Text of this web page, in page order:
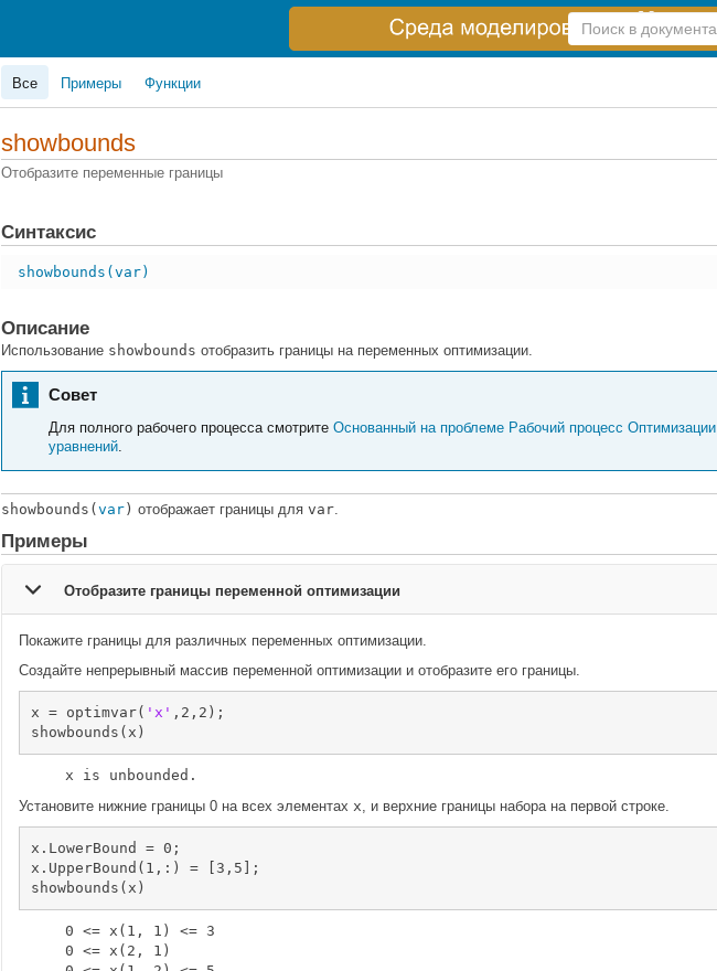
Справка
по
Все Примеры Функции
showbounds
Отобразите переменные границы
Синтаксис
showbounds(var)
Описание
Использование showbounds отобразить границы на переменных оптимизации.
Совет
Для полного рабочего процесса смотрите Основанный на проблеме Рабочий процесс Оптимизации
уравнений.
showbounds( var ) отображает границы для var.
Примеры
Отобразите границы переменной оптимизации
Покажите границы для различных переменных оптимизации.
Создайте непрерывный массив переменной оптимизации и отобразите его границы.
x = optimvar( 'x' ,2,2);
showbounds(x)
Установите нижние границы 0 на всех элементах x, и верхние границы набора на первой строке.
x.LowerBound = 0;
x.UpperBound(1,:) = [3,5];
showbounds(x)
    0 <= x(1, 1) <= 3
    0 <= x(2, 1)